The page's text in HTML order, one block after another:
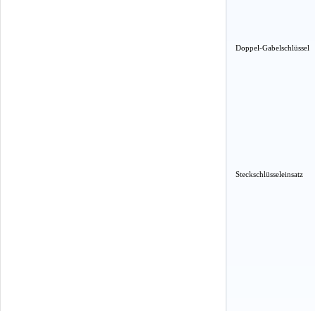
Doppel-Gabelschlüssel
Steckschlüsseleinsatz